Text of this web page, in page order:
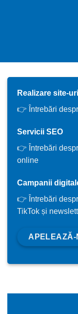
Realizare site-uri
👉 Întrebări
Servicii SEO
👉 Întrebări
online
Campanii
👉 Întrebări
TikTok și
APELEAZĂ-